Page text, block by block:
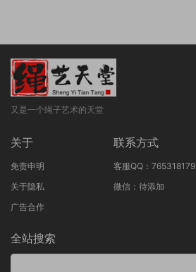
又是一个绳子艺术的天堂
关于
免责申明
关于隐私
广告合作
联系方式
客服QQ：765318179
微信：待添加
全站搜索